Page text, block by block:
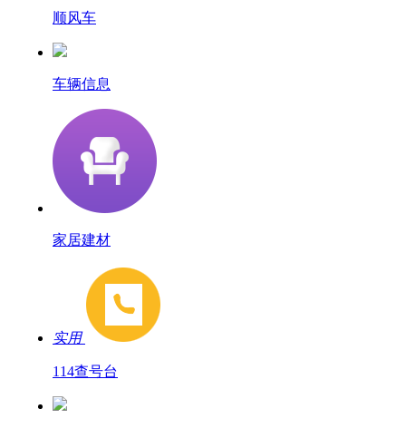
顺风车
车辆信息
家居建材
实用
114查号台